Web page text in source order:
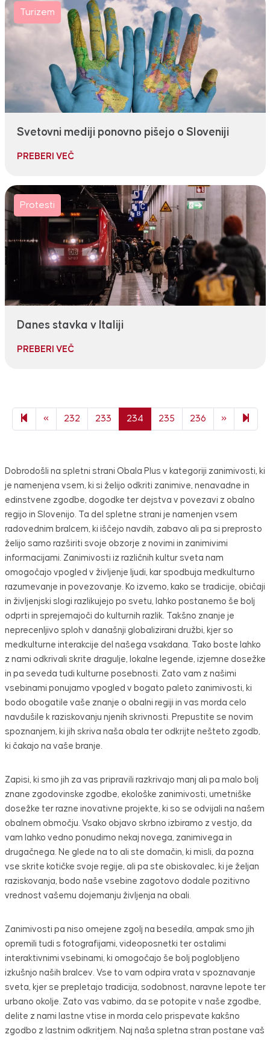
Turizem
Svetovni mediji ponovno pišejo o Sloveniji
PREBERI VEČ
Protesti
Danes stavka v Italiji
PREBERI VEČ
«Previous page
232 233 234 235 236 »Next page
Dobrodošli na spletni strani Obala Plus v kategoriji zanimivosti, ki
je namenjena vsem, ki si želijo odkriti zanimive, nenavadne in
edinstvene zgodbe, dogodke ter dejstva v povezavi z obalno
regijo in Slovenijo. Ta del spletne strani je namenjen vsem
radovednim bralcem, ki iščejo navdih, zabavo ali pa si preprosto
želijo samo razširiti svoje obzorje z novimi in zanimivimi
informacijami. Zanimivosti iz različnih kultur sveta nam
omogočajo vpogled v življenje ljudi, kar spodbuja medkulturno
razumevanje in povezovanje. Ko izvemo, kako se tradicije, običaji
in življenjski slogi razlikujejo po svetu, lahko postanemo še bolj
odprti in sprejemajoči do kulturnih razlik. Takšno znanje je
neprecenljivo sploh v današnji globalizirani družbi, kjer so
medkulturne interakcije del našega vsakdana. Tako boste lahko
z nami odkrivali skrite dragulje, lokalne legende, izjemne dosežke
in pa seveda tudi kulturne posebnosti. Zato vam z našimi
vsebinami ponujamo vpogled v bogato paleto zanimivosti, ki
bodo obogatile vaše znanje o obalni regiji in vas morda celo
navdušile k raziskovanju njenih skrivnosti. Prepustite se novim
spoznanjem, ki jih skriva naša obala ter odkrijte nešteto zgodb,
ki čakajo na vaše branje.
Zapisi, ki smo jih za vas pripravili razkrivajo manj ali pa malo bolj
znane zgodovinske zgodbe, ekološke zanimivosti, umetniške
dosežke ter razne inovativne projekte, ki so se odvijali na našem
obalnem območju. Vsako objavo skrbno izbiramo z vestjo, da
vam lahko vedno ponudimo nekaj novega, zanimivega in
drugačnega. Ne glede na to ali ste domačin, ki misli, da pozna
vse skrite kotičke svoje regije, ali pa ste obiskovalec, ki je željan
raziskovanja, bodo naše vsebine zagotovo dodale pozitivno
vrednost vašemu dojemanju življenja na obali.
Zanimivosti pa niso omejene zgolj na besedila, ampak smo jih
opremili tudi s fotografijami, videoposnetki ter ostalimi
interaktivnimi vsebinami, ki omogočajo še bolj poglobljeno
izkušnjo naših bralcev. Vse to vam odpira vrata v spoznavanje
sveta, kjer se prepletajo tradicija, sodobnost, naravne lepote ter
urbano okolje. Zato vas vabimo, da se potopite v naše zgodbe,
delite z nami lastne vtise in morda celo prispevate kakšno
zgodbo z lastnim odkritjem. Naj naša spletna stran postane vaš